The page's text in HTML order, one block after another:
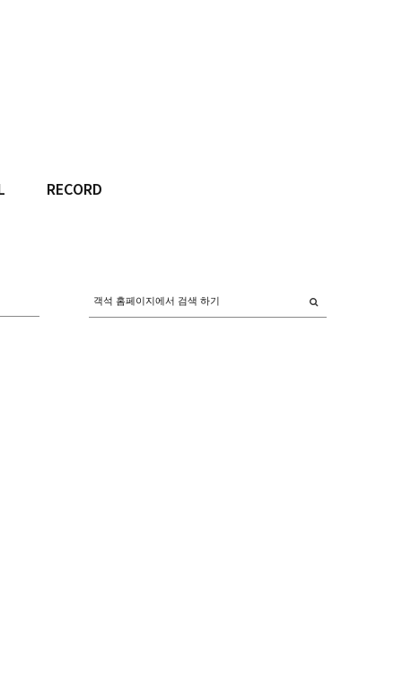
RECORD